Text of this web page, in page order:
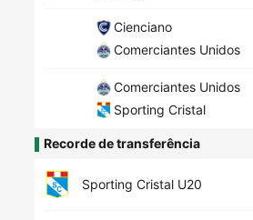
Cienciano
Comerciantes Unidos
Comerciantes Unidos
Sporting Cristal
Recorde de transferência
Sporting Cristal U20